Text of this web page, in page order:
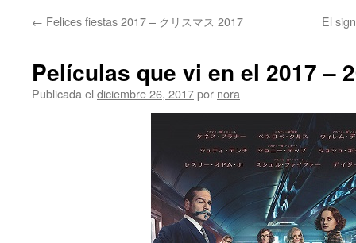
← Felices fiestas 2017 – クリスマス 2017 El
Películas que vi en el 2017 –
Publicada el diciembre 26, 2017por nora